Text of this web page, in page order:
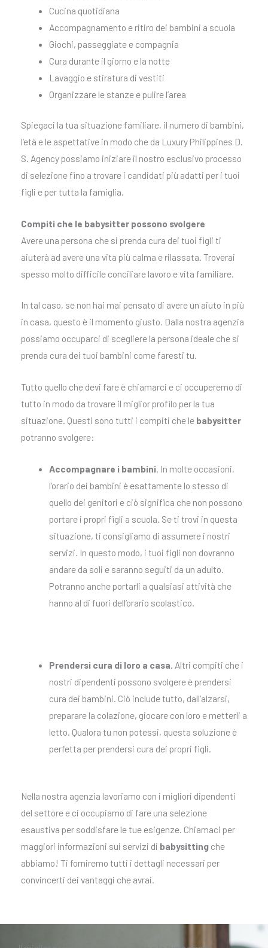
Cucina quotidiana
Accompagnamento e ritiro dei bambini a scuola
Giochi, passeggiate e compagnia
Cura durante il giorno e la notte
Lavaggio e stiratura di vestiti
Organizzare le stanze e pulire l’area
Spiegaci la tua situazione familiare, il numero di bambini,
l’età e le aspettative in modo che da Luxury Philippines D.
S. Agency possiamo iniziare il nostro esclusivo processo
di selezione fino a trovare i candidati più adatti per i tuoi
figli e per tutta la famiglia.
Compiti che le babysitter possono svolgere
Avere una persona che si prenda cura dei tuoi figli ti
aiuterà ad avere una vita più calma e rilassata. Troverai
spesso molto difficile conciliare lavoro e vita familiare.
In tal caso, se non hai mai pensato di avere un aiuto in più
in casa, questo è il momento giusto. Dalla nostra agenzia
possiamo occuparci di scegliere la persona ideale che si
prenda cura dei tuoi bambini come faresti tu.
Tutto quello che devi fare è chiamarci e ci occuperemo di
tutto in modo da trovare il miglior profilo per la tua
situazione. Questi sono tutti i compiti che le babysitter
potranno svolgere:
Accompagnare i bambini. In molte occasioni,
l’orario dei bambini è esattamente lo stesso di
quello dei genitori e ciò significa che non possono
portare i propri figli a scuola. Se ti trovi in questa
situazione, ti consigliamo di assumere i nostri
servizi. In questo modo, i tuoi figli non dovranno
andare da soli e saranno seguiti da un adulto.
Potranno anche portarli a qualsiasi attività che
hanno al di fuori dell’orario scolastico.
Prendersi cura di loro a casa. Altri compiti che i
nostri dipendenti possono svolgere è prendersi
cura dei bambini. Ciò include tutto, dall’alzarsi,
preparare la colazione, giocare con loro e metterli a
letto. Qualora tu non potessi, questa soluzione è
perfetta per prendersi cura dei propri figli.
Nella nostra agenzia lavoriamo con i migliori dipendenti
del settore e ci occupiamo di fare una selezione
esaustiva per soddisfare le tue esigenze. Chiamaci per
maggiori informazioni sui servizi di babysitting che
abbiamo! Ti forniremo tutti i dettagli necessari per
convincerti dei vantaggi che avrai.